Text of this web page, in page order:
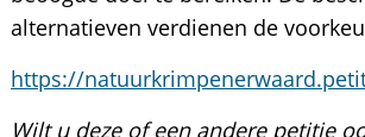
alternatieven verdienen de
https://
Wilt u deze of een andere petitie